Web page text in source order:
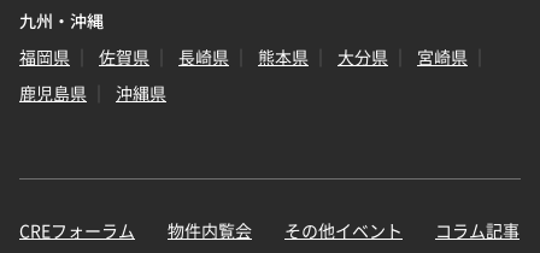
九州・沖縄
福岡県
佐賀県 長崎県 熊本県 大分県
宮崎県
鹿児島県
沖縄県
CREフォーラム 物件内覧会 その他イベント コラム記事